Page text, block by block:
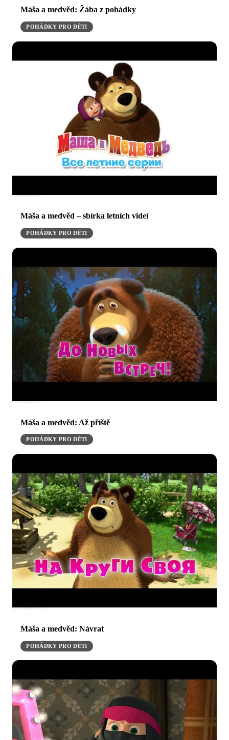
Máša a medvěd: Žába z pohádky
POHÁDKY PRO DĚTI
Máša a medvěd – sbírka letních videí
POHÁDKY PRO DĚTI
Máša a medvěd: Až příště
POHÁDKY PRO DĚTI
Máša a medvěd: Návrat
POHÁDKY PRO DĚTI